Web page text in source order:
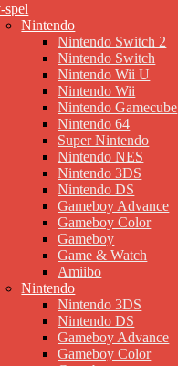
spel
Nintendo
Nintendo Switch 2
Nintendo Switch
Nintendo Wii U
Nintendo Wii
Nintendo Gamecube
Nintendo 64
Super Nintendo
Nintendo NES
Nintendo 3DS
Nintendo DS
Gameboy Advance
Gameboy Color
Gameboy
Game & Watch
Amiibo
Nintendo
Nintendo 3DS
Nintendo DS
Gameboy Advance
Gameboy Color